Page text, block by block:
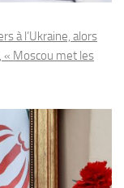
à l’Ukraine, alors
« Moscou met les